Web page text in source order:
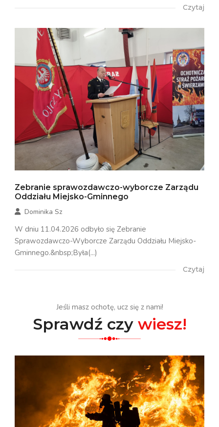
Czytaj
Zebranie sprawozdawczo-wyborcze Zarządu
Oddziału Miejsko-Gminnego
Dominika Sz
W dniu 11.04.2026 odbyło się Zebranie
Sprawozdawczo-Wyborcze Zarządu Oddziału Miejsko-
Gminnego.&nbsp;Była(...)
Czytaj
Jeśli masz ochotę, ucz się z nami!
Sprawdź czy wiesz!